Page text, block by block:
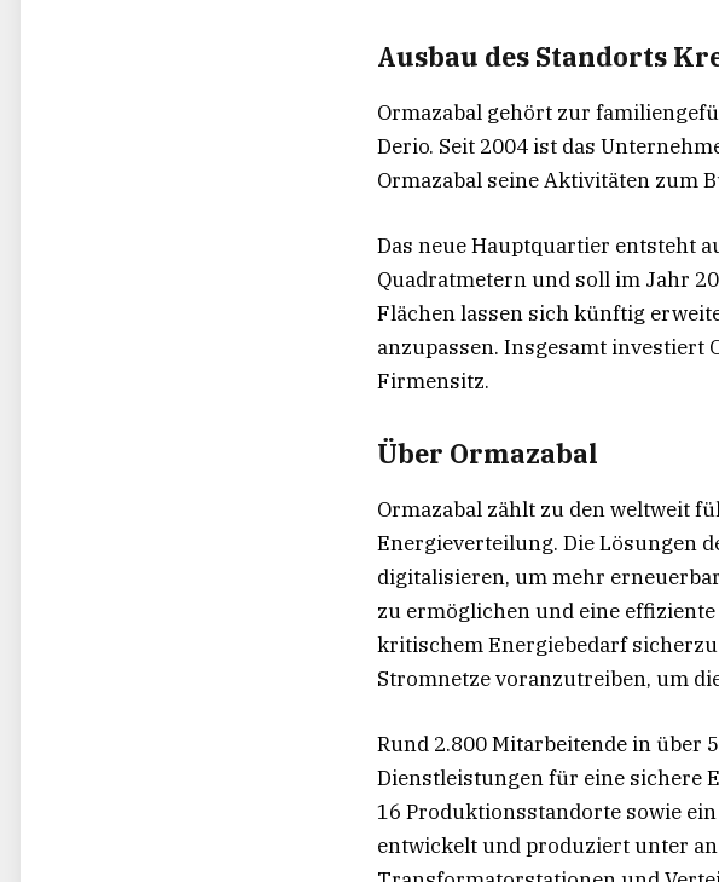
Ausbau des Standorts
Ormazabal gehört zur
Derio. Seit 2004 ist das
Ormazabal seine Aktivitäten zum
Das neue Hauptquartier entsteht
Quadratmetern und soll im Jahr
Flächen lassen sich künftig
anzupassen. Insgesamt investiert
Firmensitz.
Über Ormazabal
Ormazabal zählt zu den weltweit
Energieverteilung. Die Lösungen
digitalisieren, um mehr
zu ermöglichen und eine
kritischem Energiebedarf
Stromnetze voranzutreiben, um
Rund 2.800 Mitarbeitende in über
Dienstleistungen für eine sichere
16 Produktionsstandorte sowie
entwickelt und produziert unter